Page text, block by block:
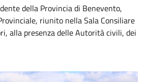
della Provincia di Benevento,
riunito nella Sala Consiliare
alla presenza delle Autorità civili, dei